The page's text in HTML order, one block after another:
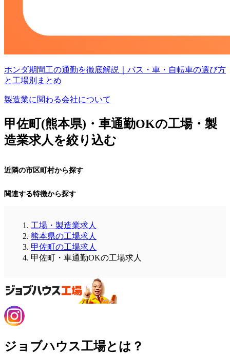
ホンダ期間工の通勤を徹底解説｜バス・車・自転車の選び方
と工場別まとめ
製造業に関わる会社について
甲佐町(熊本県)・車通勤OKの工場・製
造業求人を絞り込む
近隣の市区町村から探す
関連する特徴から探す
工場・製造業求人
熊本県の工場求人
甲佐町の工場求人
甲佐町・車通勤OKの工場求人
ジョブハウス工場とは？